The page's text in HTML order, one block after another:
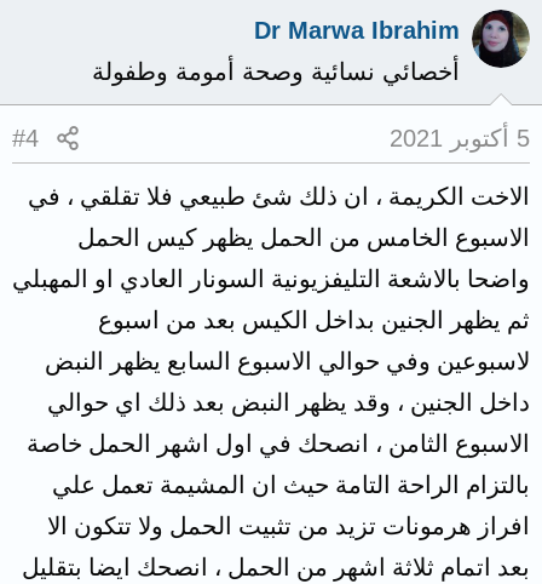
Dr Marwa Ibrahim
أخصائي نسائية وصحة أمومة وطفولة
5 أكتوبر 2021 #4
الاخت الكريمة ، ان ذلك شئ طبيعي فلا تقلقي ، في
الاسبوع الخامس من الحمل يظهر كيس الحمل
واضحا بالاشعة التليفزيونية السونار العادي او المهبلي
ثم يظهر الجنين بداخل الكيس بعد من اسبوع
لاسبوعين وفي حوالي الاسبوع السابع يظهر النبض
داخل الجنين ، وقد يظهر النبض بعد ذلك اي حوالي
الاسبوع الثامن ، انصحك في اول اشهر الحمل خاصة
بالتزام الراحة التامة حيث ان المشيمة تعمل علي
افراز هرمونات تزيد من تثبيت الحمل ولا تتكون الا
بعد اتمام ثلاثة اشهر من الحمل ، انصحك ايضا بتقليل